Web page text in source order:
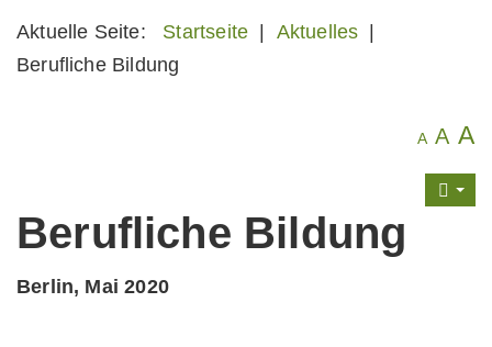
Aktuelle Seite: Startseite Aktuelles
Berufliche Bildung
A A A
Berufliche Bildung
Berlin, Mai 2020